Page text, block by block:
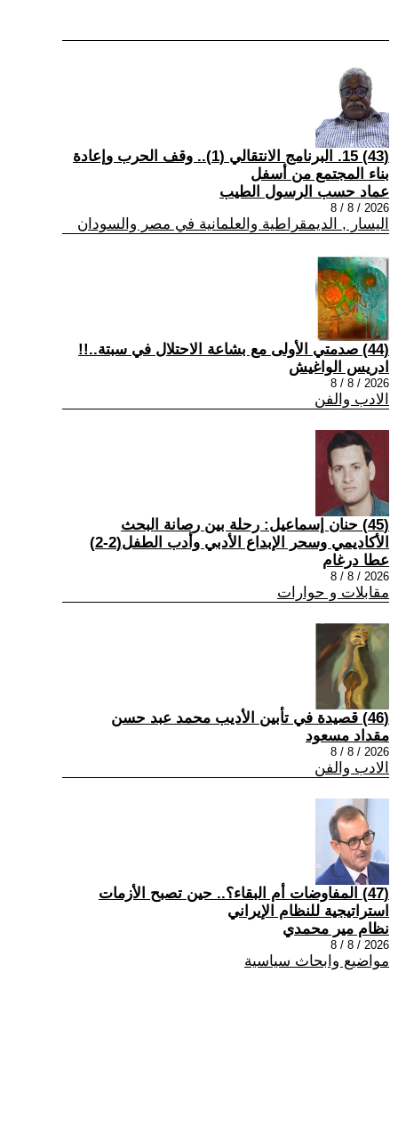
(43) 15. البرنامج الانتقالي (1).. وقف الحرب وإعادة
بناء المجتمع من أسفل
عماد حسب الرسول الطيب
2026 / 8 / 8
اليسار , الديمقراطية والعلمانية في مصر والسودان
(44) صدمتي الأولى مع بشاعة الاحتلال في سبتة..!!
ادريس الواغيش
2026 / 8 / 8
الادب والفن
(45) حنان إسماعيل: رحلة بين رصانة البحث
الأكاديمي وسحر الإبداع الأدبي وأدب الطفل(2-2)
عطا درغام
2026 / 8 / 8
مقابلات و حوارات
(46) قصيدة في تأبين الأديب محمد عبد حسن
مقداد مسعود
2026 / 8 / 8
الادب والفن
(47) المفاوضات أم البقاء؟.. حين تصبح الأزمات
استراتيجية للنظام الإيراني
نظام مير محمدي
2026 / 8 / 8
مواضيع وابحاث سياسية